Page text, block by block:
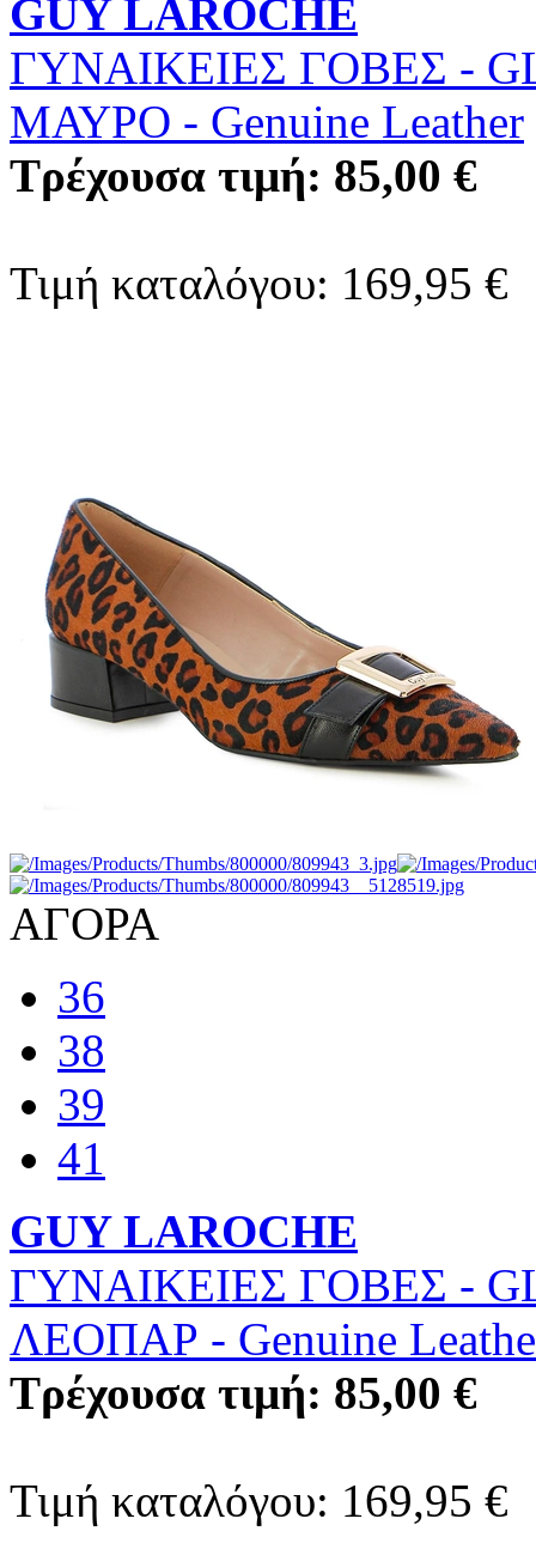
GUY LAROCHE
ΓΥΝΑΙΚΕΙΕΣ ΓΟΒΕΣ -
ΜΑΥΡΟ - Genuine Leather
Τρέχουσα τιμή: 85,00 €
Τιμή καταλόγου: 169,95 €
ΑΓΟΡΑ
36
38
39
41
GUY LAROCHE
ΓΥΝΑΙΚΕΙΕΣ ΓΟΒΕΣ -
ΛΕΟΠΑΡ - Genuine
Τρέχουσα τιμή: 85,00 €
Τιμή καταλόγου: 169,95 €